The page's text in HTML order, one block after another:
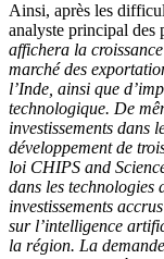
Ainsi, après les
analyste principal des
affichera la
marché des
l’Inde, ainsi que
technologique. De
investissements dans
développement de
loi CHIPS and
dans les technologies
investissements
sur l’intelligence
la région. La